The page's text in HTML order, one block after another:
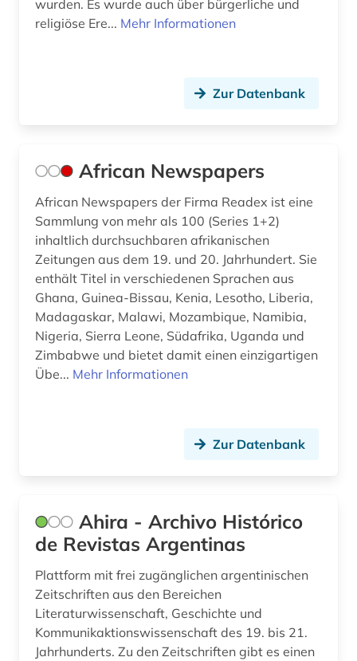
fotoarchiv (1)
frankfurter allgemeine (1)
frankreich (6)
französische revolution (1)
frauen- und geschlechterforschung (1)
frauenbewegung (2)
frauenforschung (2)
frauengeschichte (1)
führer (3)
galerie (1)
galloromanistik (2)
gedenktag (1)
geistesgeschichte <1500 - 1800> (1)
wurden. Es wurde auch über bürgerliche und
religiöse Ere... Mehr Informationen
Zur Datenbank
African Newspapers
African Newspapers der Firma Readex ist eine
Sammlung von mehr als 100 (Series 1+2)
inhaltlich durchsuchbaren afrikanischen
Zeitungen aus dem 19. und 20. Jahrhundert. Sie
enthält Titel in verschiedenen Sprachen aus
Ghana, Guinea-Bissau, Kenia, Lesotho, Liberia,
Madagaskar, Malawi, Mozambique, Namibia,
Nigeria, Sierra Leone, Südafrika, Uganda und
Zimbabwe und bietet damit einen einzigartigen
Übe... Mehr Informationen
Zur Datenbank
Ahira - Archivo Histórico
de Revistas Argentinas
Plattform mit frei zugänglichen argentinischen
Zeitschriften aus den Bereichen
Literaturwissenschaft, Geschichte und
Kommunikaktionswissenschaft des 19. bis 21.
Jahrhunderts. Zu den Zeitschriften gibt es einen